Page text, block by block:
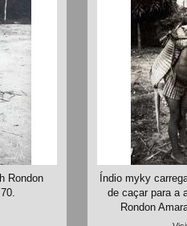
Rondon
Índio myky
de caçar para a
Rondon